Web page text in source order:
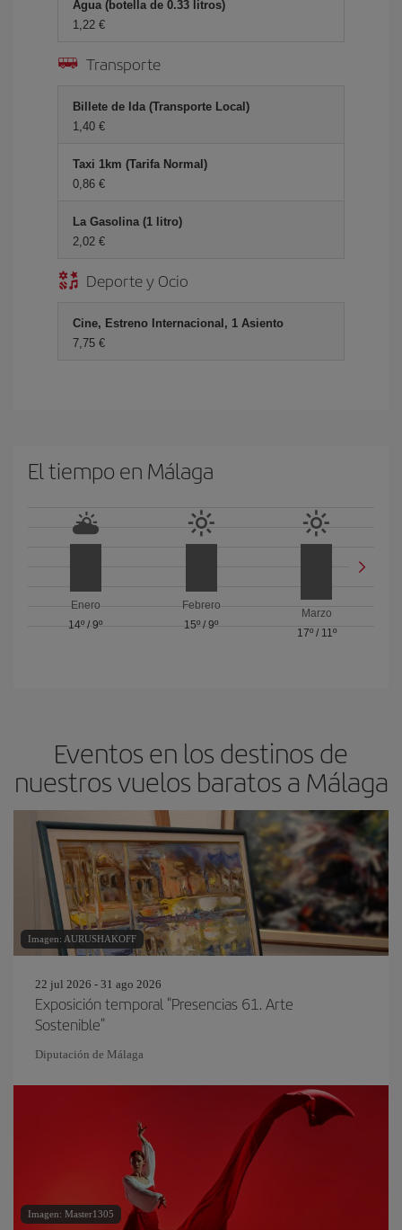
Agua (botella de 0.33 litros)
1,22 €
Transporte
Billete de Ida (Transporte Local)
1,40 €
Taxi 1km (Tarifa Normal)
0,86 €
La Gasolina (1 litro)
2,02 €
Deporte y Ocio
Cine, Estreno Internacional, 1 Asiento
7,75 €
El tiempo en Málaga
Enero
14º /9º
Febrero
15º / 9º
Marzo
17º/ 11º
Eventos en los destinos de
nuestros vuelos baratos a Málaga
Imagen: AURUSHAKOFF
22 jul 2026 - 31 ago 2026
Exposición temporal "Presencias 61. Arte
Sostenible"
Diputación de Málaga
Imagen: Master1305